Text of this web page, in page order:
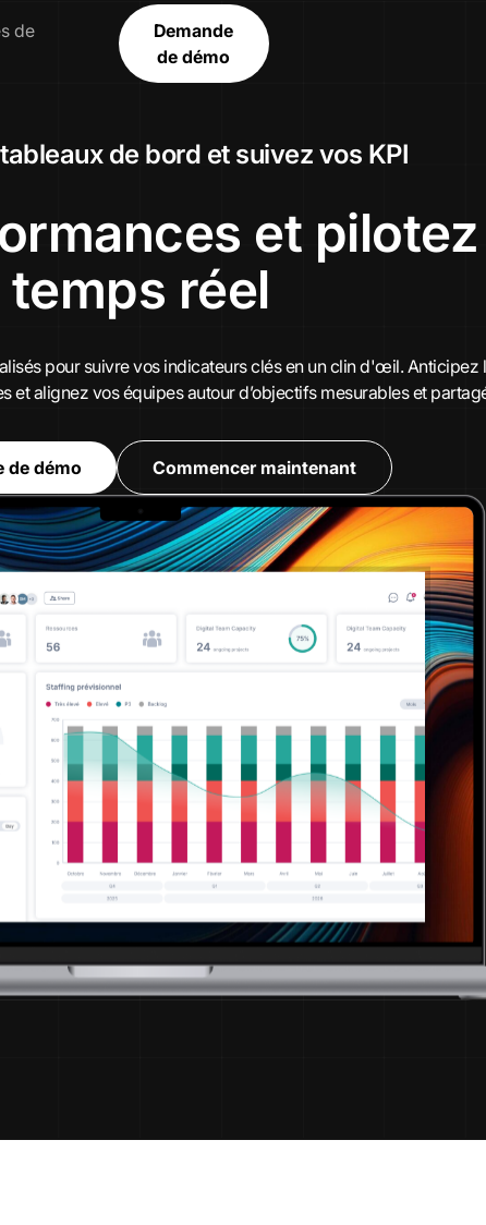
de
Demande
de démo
de bord et suivez vos KPI
et pilotez
temps réel
pour suivre vos indicateurs clés en un clin d'œil. Anticipez
et alignez vos équipes autour d’objectifs mesurables et
de démo Commencer maintenant